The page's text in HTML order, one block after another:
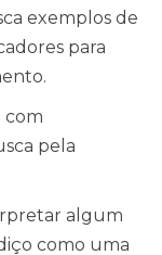
exemplos de
para
com
pela
algum
como uma